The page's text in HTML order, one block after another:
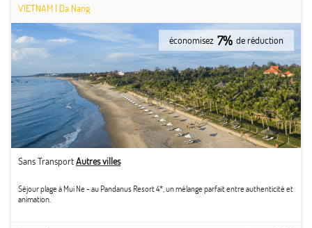
VIETNAM | Da Nang
économisez 7% de réduction
Sans TransportAutres villes
Séjour plage à Mui Ne - au Pandanus Resort 4*, un mélange parfait entre authenticité et
animation.